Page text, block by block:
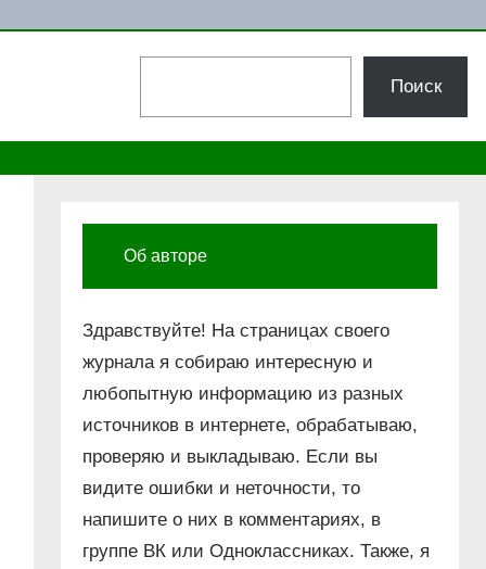
Поиск
Об авторе
Здравствуйте! На страницах своего
журнала я собираю интересную и
любопытную информацию из разных
источников в интернете, обрабатываю,
проверяю и выкладываю. Если вы
видите ошибки и неточности, то
напишите о них в комментариях, в
группе ВК или Одноклассниках. Также, я